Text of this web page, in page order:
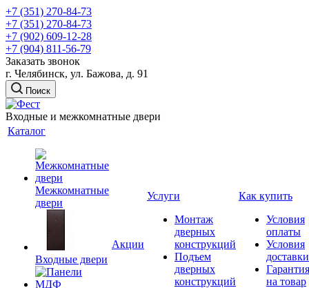
+7 (351) 270-84-73
+7 (351) 270-84-73
+7 (902) 609-12-28
+7 (904) 811-56-79
Заказать звонок
г. Челябинск, ул. Бажова, д. 91
Поиск
Входные и межкомнатные двери
Каталог
Межкомнатные
двери
Входные двери
Акции
Услуги
Монтаж
дверных
конструкций
Подъем
дверных
конструкций
Как купить
Условия
оплаты
Условия
доставки
Гарантия
на товар